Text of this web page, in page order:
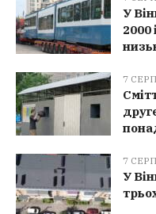
У
2000
7
7
У